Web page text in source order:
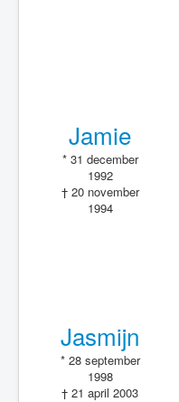
Jamie
* 31 december
1992
† 20 november
1994
Jasmijn
* 28 september
1998
† 21 april 2003